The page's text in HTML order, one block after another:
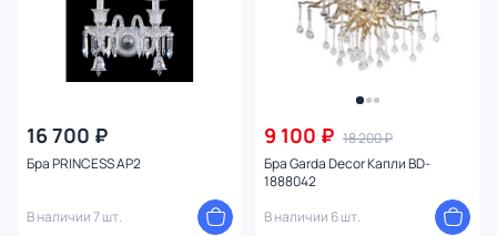
16 700 ₽
Бра PRINCESS AP2
В наличии 7 шт.
9 100 ₽ 18 200 ₽
Бра Garda Decor Капли BD-
1888042
В наличии 6 шт.